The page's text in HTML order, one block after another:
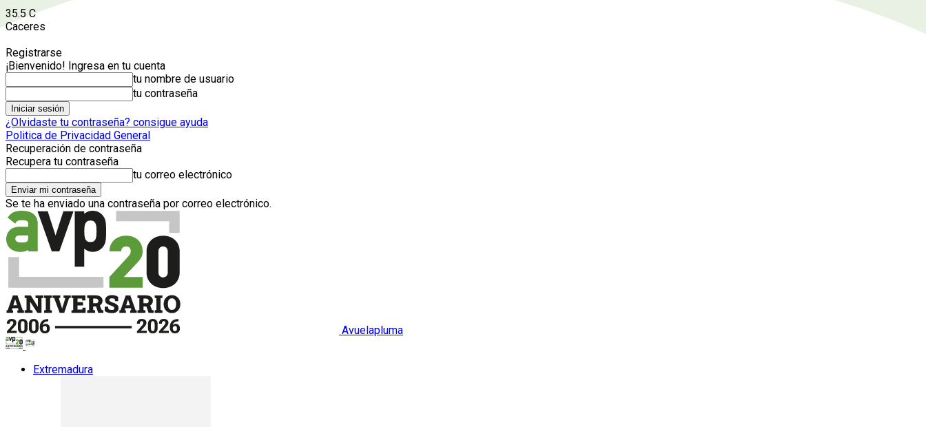
35.5 C
Caceres
Registrarse
¡Bienvenido! Ingresa en tu cuenta
tu nombre de usuario
tu contraseña
¿Olvidaste tu contraseña? consigue ayuda
Politica de Privacidad General
Recuperación de contraseña
Recupera tu contraseña
tu correo electrónico
Se te ha enviado una contraseña por correo electrónico.
Avuelapluma
Extremadura